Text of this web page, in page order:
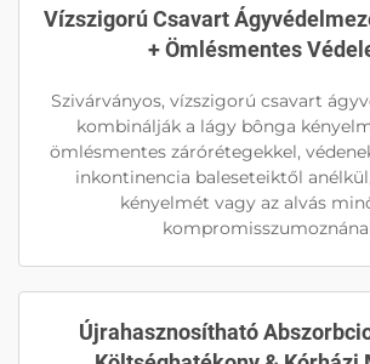
Vízszigorú Csavart
+ Ömlésmentes
Szivárványos, vízszigorú csavart
kombinálják a lágy bônga
ömlésmentes zárórétegekkel,
inkontinencia baleseteiktől
kényelmét vagy az alvás
Újrahasznosítható